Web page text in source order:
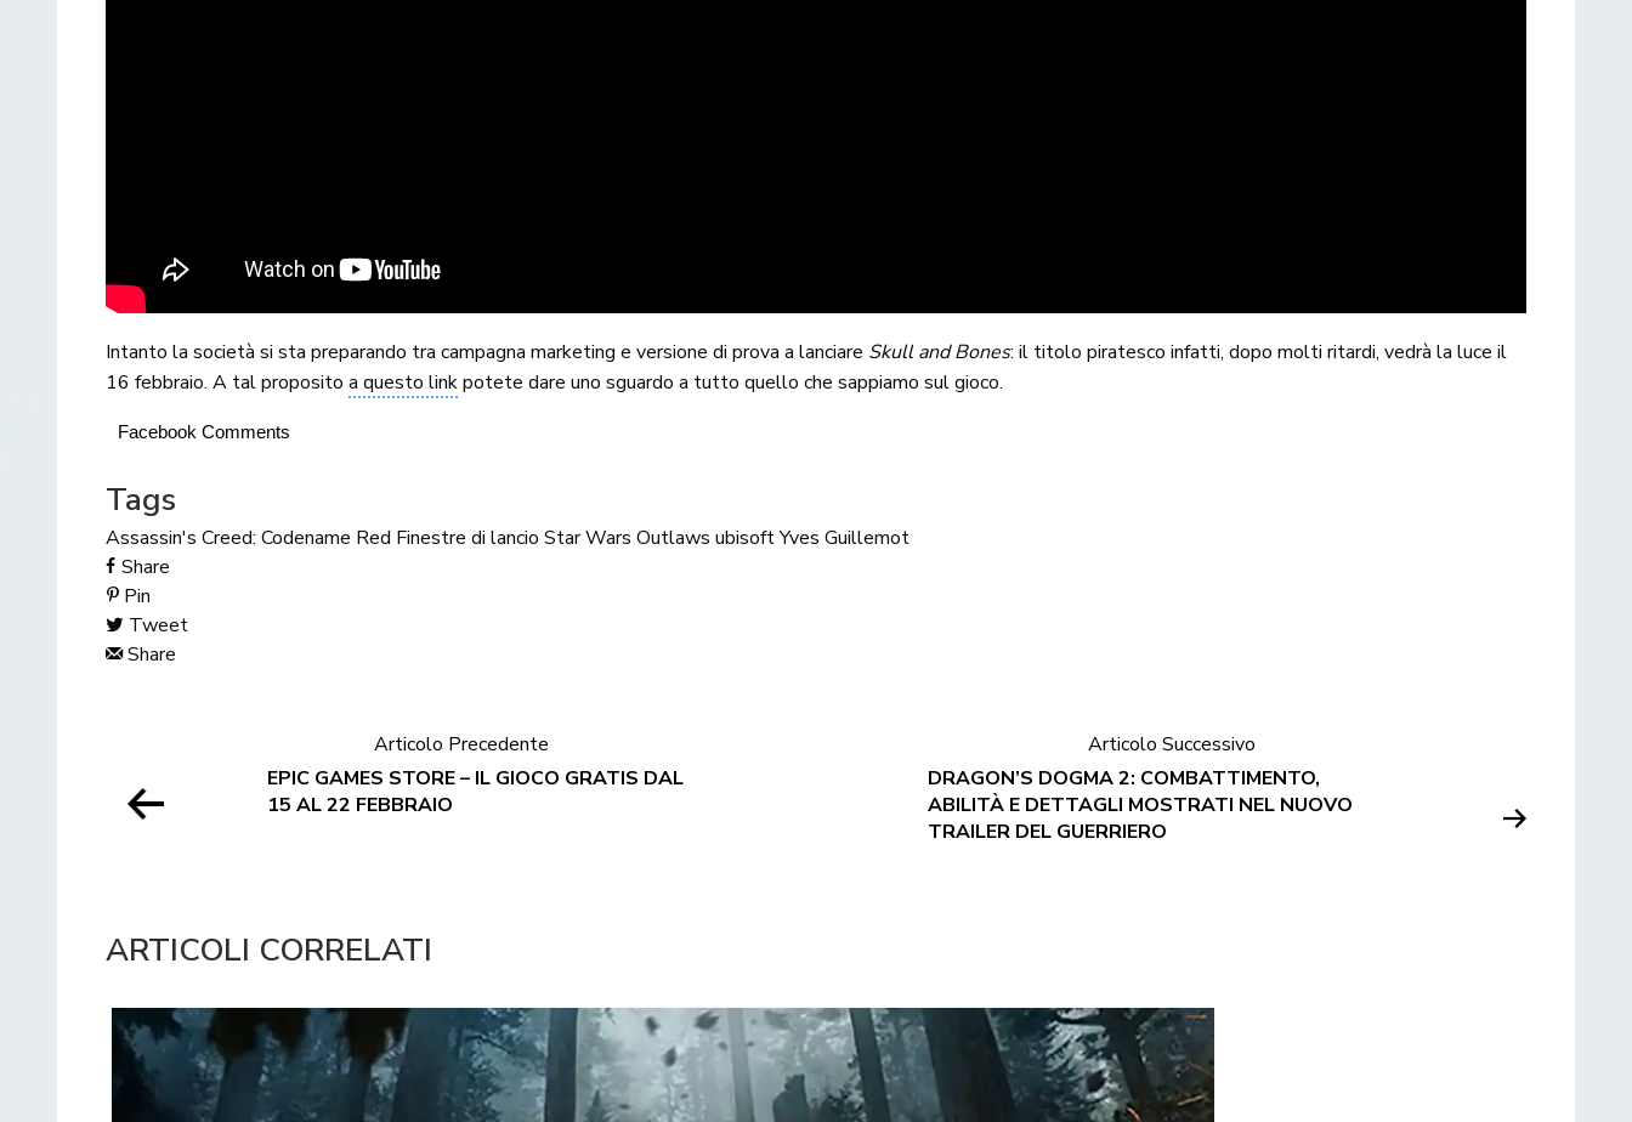
Intanto la società si sta preparando tra campagna marketing e versione di prova a lanciare Skull and Bones: il titolo piratesco infatti, dopo molti ritardi, vedrà la luce il
16 febbraio. A tal propositoa questo linkpotete dare uno sguardo a tutto quello che sappiamo sul gioco.
Facebook Comments
Tags
Assassin's Creed: Codename Red Finestre di lancio Star Wars Outlaws ubisoftYves Guillemot
Share
Pin
Tweet
Share
Articolo Precedente
EPIC GAMES STORE – IL GIOCO GRATIS DAL
15 AL 22 FEBBRAIO
Articolo Successivo
DRAGON’S DOGMA 2: COMBATTIMENTO,
ABILITÀ E DETTAGLI MOSTRATI NEL NUOVO
TRAILER DEL GUERRIERO
ARTICOLI CORRELATI